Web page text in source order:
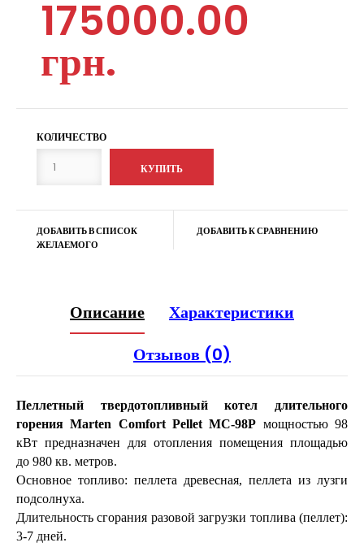
175000.00
грн.
КОЛИЧЕСТВО
ДОБАВИТЬ В СПИСОК
ЖЕЛАЕМОГО
ДОБАВИТЬ К СРАВНЕНИЮ
Описание
Характеристики
Отзывов (0)
Пеллетный твердотопливный котел длительного
горенияMarten Comfort Pellet MC-98P мощностью98
кВт предназначен для отопления помещения площадью
до 980 кв. метров.
Основное топливо: пеллета древесная, пеллета из лузги
подсолнуха.
Длительность сгорания разовой загрузки топлива (пеллет):
3-7 дней.